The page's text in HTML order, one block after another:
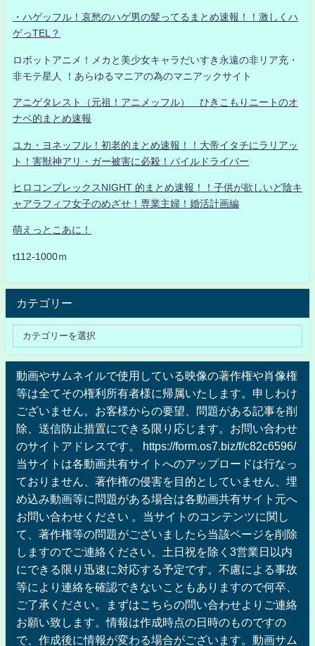
・ハゲッフル！哀愁のハゲ男の髪ってるまとめ速報！！激しくハ
ゲっTEL？
ロボットアニメ！メカと美少女キャラだいすき永遠の非リア充・
非モテ星人 ！あらゆるマニアの為のマニアックサイト
アニゲタレスト（元祖！アニメッフル） ひきこもりニートのオ
ナベ的まとめ速報
ユカ・ヨネッフル！初老的まとめ速報！！大帝イタチにラリアッ
ト！害獣神アリ・ガー被害に必殺！パイルドライバー
ヒロコンプレックスNIGHT 的まとめ速報！！子供が欲しいど陰キ
ャアラフィフ女子のめざせ！専業主婦！婚活計画編
萌えっとこあに！
t112-1000ｍ
カテゴリー
動画やサムネイルで使用している映像の著作権や肖像権
等は全てその権利所有者様に帰属いたします。申しわけ
ございません。お客様からの要望、問題がある記事を削
除、送信防止措置にできる限り応じます。お問い合わせ
のサイトアドレスです。 https://form.os7.biz/f/c82c6596/
当サイトは各動画共有サイトへのアップロードは行なっ
ておりません、著作権の侵害を目的としていません、埋
め込み動画等に問題がある場合は各動画共有サイト元へ
お問い合わせください 。当サイトのコンテンツに関し
て、著作権等の問題がございましたら当該ページを削除
しますのでご連絡ください。土日祝を除く3営業日以内
にできる限り迅速に対応する予定です。不慮による事故
等により連絡を確認できないこともありますので何卒、
ご了承ください。まずはこちらの問い合わせよりご連絡
お願い致します。情報は作成時点の日時のものですの
で、作成後に情報が変わる場合がございます。動画サム